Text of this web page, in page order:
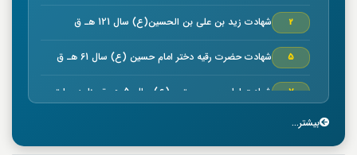
2 شهادت زيد بن علي بن الحسين(ع) سال 121 هـ ق
5 شهادت حضرت رقیه دختر امام حسین (ع) سال 61 هـ ق
7 شهادت امام حسن مجتبي (ع) سال50 هـ ق بنا به روایتی
7بیشتر...